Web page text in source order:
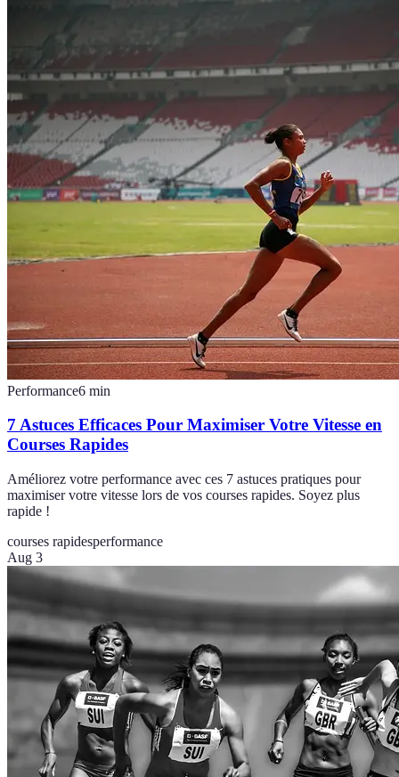
Performance6 min
7 Astuces Efficaces Pour Maximiser Votre Vitesse en
Courses Rapides
Améliorez votre performance avec ces 7 astuces pratiques pour
maximiser votre vitesse lors de vos courses rapides. Soyez plus
rapide !
courses rapidesperformance
Aug 3